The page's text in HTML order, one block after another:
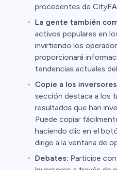
procedentes de
La gente también
activos populares en
invirtiendo los
proporcionará
tendencias actuales
Copie a los
sección destaca a los
resultados que han
Puede copiar
haciendo clic en el
dirige a la ventana de
Debates: Participe